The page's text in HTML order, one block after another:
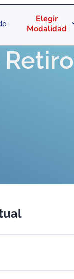
Elegir
Modalidad